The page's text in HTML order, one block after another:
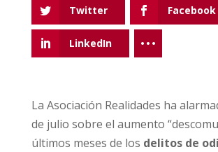
Twitter Facebook
LinkedIn
La Asociación Realidades ha
de julio sobre el aumento
últimos meses de los delitos de